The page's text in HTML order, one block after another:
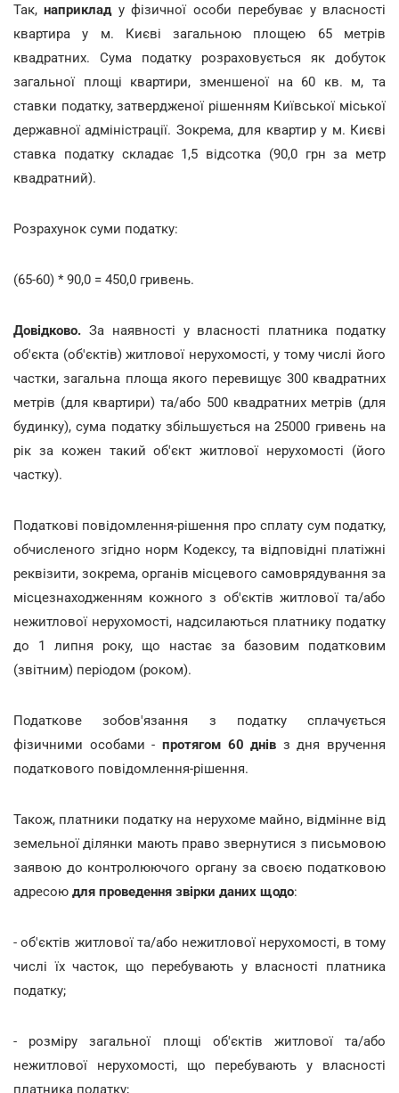
Так,наприклад у фізичної особи перебуває у власності
квартира у м. Києві загальною площею 65 метрів
квадратних. Сума податку розраховується як добуток
загальної площі квартири, зменшеної на 60 кв. м, та
ставки податку, затвердженої рішенням Київської міської
державної адміністрації. Зокрема, для квартир у м. Києві
ставка податку складає 1,5 відсотка (90,0 грн за метр
квадратний).
Розрахунок суми податку:
(65-60) * 90,0 = 450,0 гривень.
Довідково. За наявності у власності платника податку
об'єкта (об'єктів) житлової нерухомості, у тому числі його
частки, загальна площа якого перевищує 300 квадратних
метрів (для квартири) та/або 500 квадратних метрів (для
будинку), сума податку збільшується на 25000 гривень на
рік за кожен такий об'єкт житлової нерухомості (його
частку).
Податкові повідомлення-рішення про сплату сум податку,
обчисленого згідно норм Кодексу, та відповідні платіжні
реквізити, зокрема, органів місцевого самоврядування за
місцезнаходженням кожного з об'єктів житлової та/або
нежитлової нерухомості, надсилаються платнику податку
до 1 липня року, що настає за базовим податковим
(звітним) періодом (роком).
Податкове зобов'язання з податку сплачується
фізичними особами - протягом 60 днів з дня вручення
податкового повідомлення-рішення.
Також, платники податку на нерухоме майно, відмінне від
земельної ділянки мають право звернутися з письмовою
заявою до контролюючого органу за своєю податковою
адресою для проведення звірки даних щодо:
- об'єктів житлової та/або нежитлової нерухомості, в тому
числі їх часток, що перебувають у власності платника
податку;
- розміру загальної площі об'єктів житлової та/або
нежитлової нерухомості, що перебувають у власності
платника податку;